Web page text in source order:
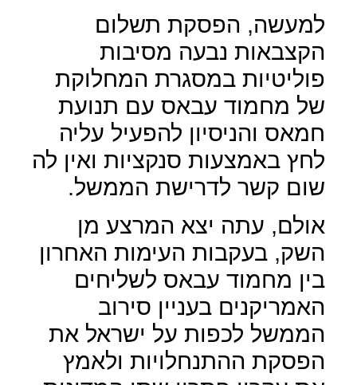
למעשה, הפסקת תשלום
הקצבאות נבעה מסיבות
פוליטיות במסגרת המחלוקת
של מחמוד עבאס עם תנועת
חמאס והניסיון להפעיל עליה
לחץ באמצעות סנקציות ואין לה
שום קשר לדרישת הממשל.
אולם, עתה יצא המרצע מן
השק, בעקבות העימות האחרון
בין מחמוד עבאס לשליחים
האמריקנים בעניין סירוב
הממשל לכפות על ישראל את
הפסקת ההתנחלויות ולאמץ